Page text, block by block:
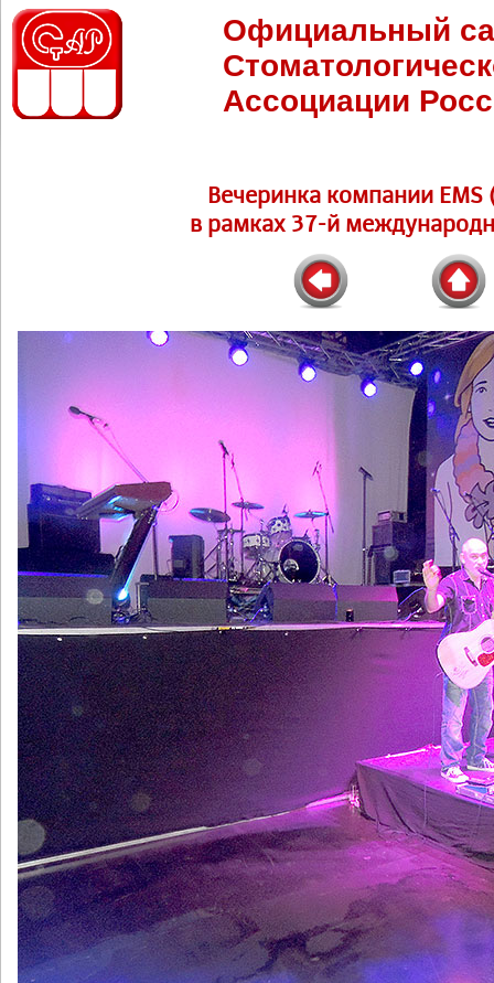
Официальный
Ассоциации
Вечеринка компании EMS
в рамках 37-й